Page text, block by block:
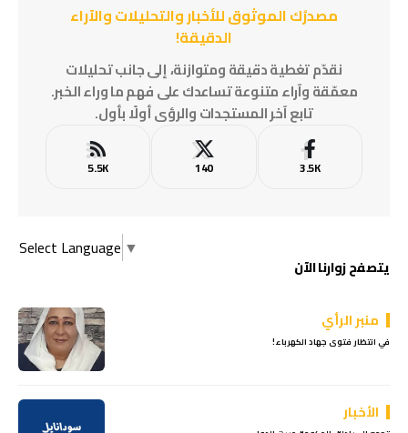
مصدرُك الموثوق للأخبار والتحليلات والآراء
الدقيقة!
نقدّم تغطية دقيقة ومتوازنة، إلى جانب تحليلات
معمّقة وآراء متنوعة تساعدك على فهم ما وراء الخبر.
تابع آخر المستجدات والرؤى أولًا بأول.
3.5K
140
5.5K
Select Language ▼
يتصفح زوارنا الآن
منبر الرأي
في انتظار فتوى جهاد الكهرباء!
الأخبار